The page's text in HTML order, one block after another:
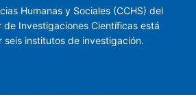
Humanas y Sociales (CCHS) del
de Investigaciones Científicas está
seis institutos de investigación.